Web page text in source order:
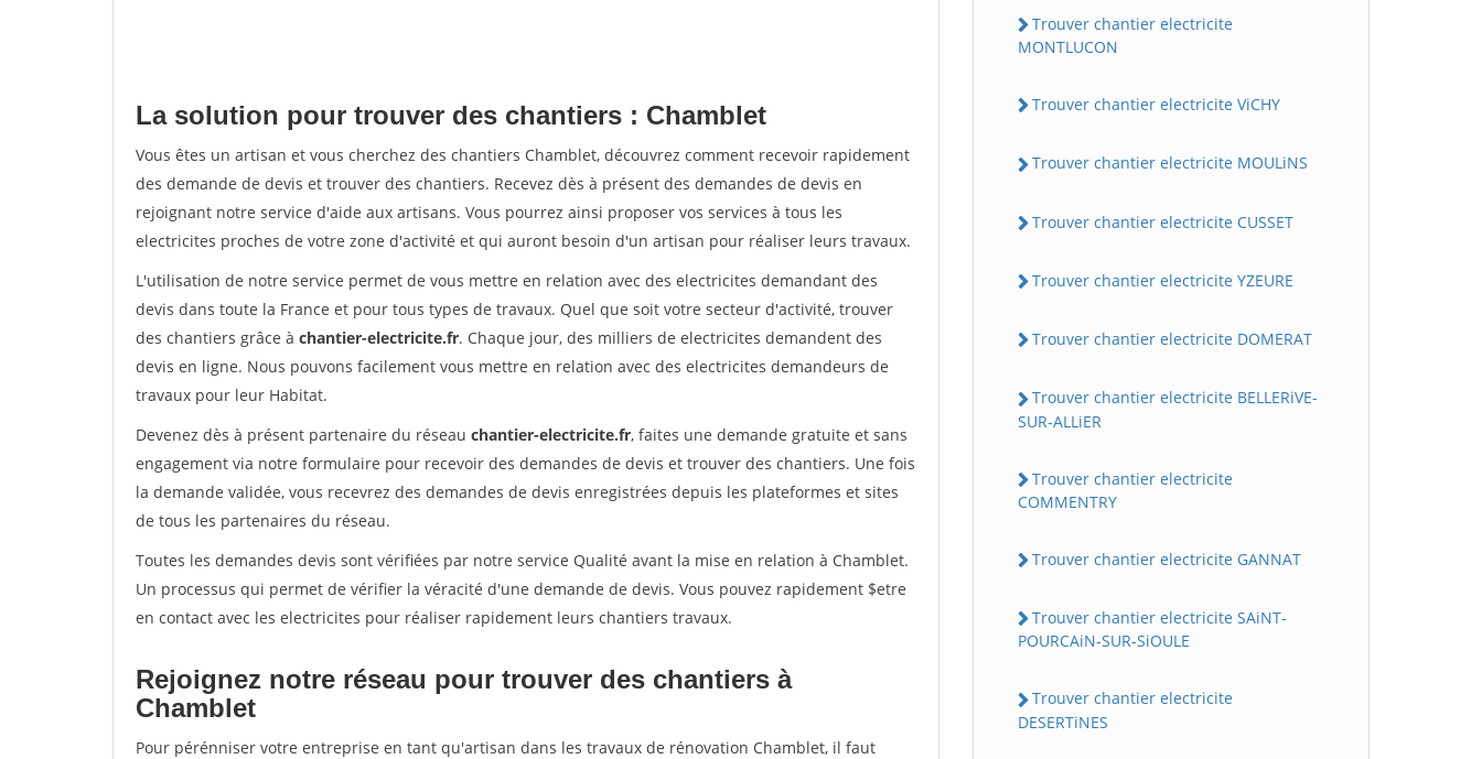
La solution pour trouver des chantiers : Chamblet
Vous êtes un artisan et vous cherchez des chantiers Chamblet, découvrez comment recevoir rapidement
des demande de devis et trouver des chantiers. Recevez dès à présent des demandes de devis en
rejoignant notre service d'aide aux artisans. Vous pourrez ainsi proposer vos services à tous les
electricites proches de votre zone d'activité et qui auront besoin d'un artisan pour réaliser leurs travaux.
L'utilisation de notre service permet de vous mettre en relation avec des electricites demandant des
devis dans toute la France et pour tous types de travaux. Quel que soit votre secteur d'activité, trouver
des chantiers grâce à chantier-electricite.fr. Chaque jour, des milliers de electricites demandent des
devis en ligne. Nous pouvons facilement vous mettre en relation avec des electricites demandeurs de
travaux pour leur Habitat.
Devenez dès à présent partenaire du réseau chantier-electricite.fr, faites une demande gratuite et sans
engagement via notre formulaire pour recevoir des demandes de devis et trouver des chantiers. Une fois
la demande validée, vous recevrez des demandes de devis enregistrées depuis les plateformes et sites
de tous les partenaires du réseau.
Toutes les demandes devis sont vérifiées par notre service Qualité avant la mise en relation à Chamblet.
Un processus qui permet de vérifier la véracité d'une demande de devis. Vous pouvez rapidement $etre
en contact avec les electricites pour réaliser rapidement leurs chantiers travaux.
Rejoignez notre réseau pour trouver des chantiers à
Chamblet
Pour pérénniser votre entreprise en tant qu'artisan dans les travaux de rénovation Chamblet, il faut
Trouver chantier electricite
MONTLUCON
Trouver chantier electricite ViCHY
Trouver chantier electricite MOULiNS
Trouver chantier electricite CUSSET
Trouver chantier electricite YZEURE
Trouver chantier electricite DOMERAT
Trouver chantier electricite BELLERiVE-
SUR-ALLiER
Trouver chantier electricite
COMMENTRY
Trouver chantier electricite GANNAT
Trouver chantier electricite SAiNT-
POURCAiN-SUR-SiOULE
Trouver chantier electricite
DESERTiNES